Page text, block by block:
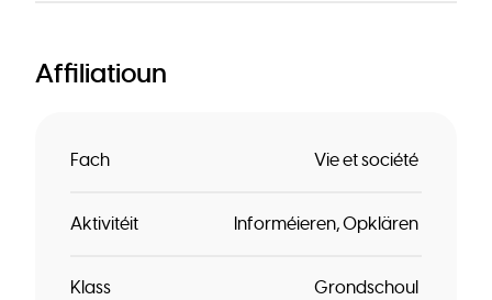
Affiliatioun
Fach Vie et société
Aktivitéit Informéieren Opklären
Klass Grondschoul